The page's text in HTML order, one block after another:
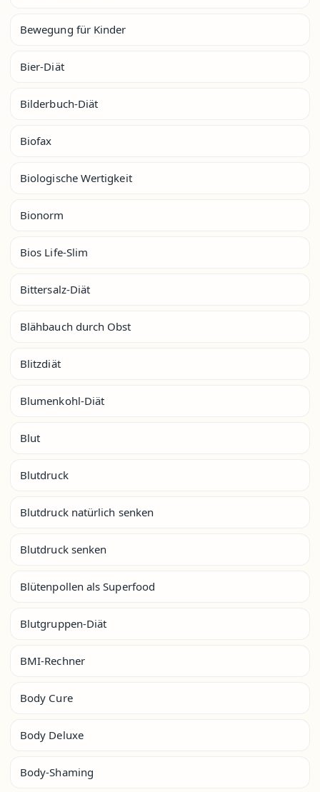
Bewegung für Kinder
Bier-Diät
Bilderbuch-Diät
Biofax
Biologische Wertigkeit
Bionorm
Bios Life-Slim
Bittersalz-Diät
Blähbauch durch Obst
Blitzdiät
Blumenkohl-Diät
Blut
Blutdruck
Blutdruck natürlich senken
Blutdruck senken
Blütenpollen als Superfood
Blutgruppen-Diät
BMI-Rechner
Body Cure
Body Deluxe
Body-Shaming